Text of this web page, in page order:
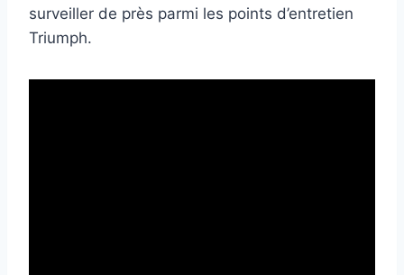
surveiller de près parmi les points d’entretien
Triumph.